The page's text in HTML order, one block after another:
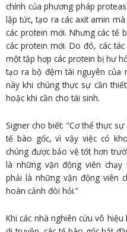
chính của phương pháp
lập tức, tạo ra các axit amin
các protein mới. Nhưng các tế
các protein mới. Do đó, các
một tập hợp các protein bị hư
tạo ra bộ đệm tài nguyên của
này khi chúng thực sự cần
hoặc khi cần cho tái sinh.
Signer cho biết: “Cơ thể thực
tế bào gốc, vì vậy việc có
chúng được bảo vệ tốt hơn
là những vận động viên chạy
phải là những vận động viên
hoàn cảnh đòi hỏi.”
Khi các nhà nghiên cứu vô